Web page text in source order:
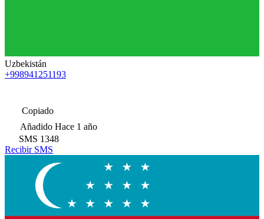
Uzbekistán
+998941251193
Copiado
Añadido Hace 1 año
SMS 1348
Recibir SMS